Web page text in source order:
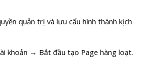
quản trị và lưu cấu hình thành kịch
khoản → Bắt đầu tạo Page hàng loạt.